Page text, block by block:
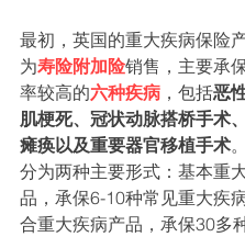
最初，英国的重大疾病保险
为寿险附加险销售，主要承
率较高的六种疾病 ，包括恶
肌梗死、冠状动脉搭桥手术
瘫痪以及重要器官移植手术
分为两种主要形式：基本重
品，承保6-10种常见重大疾
合重大疾病产品，承保30多